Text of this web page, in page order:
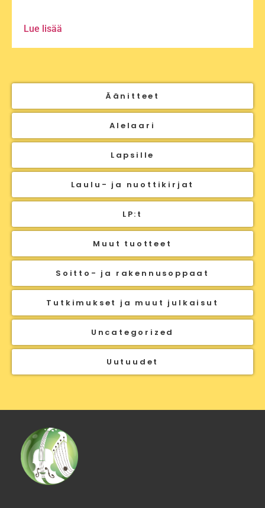
Lue lisää
Äänitteet
Alelaari
Lapsille
Laulu- ja nuottikirjat
LP:t
Muut tuotteet
Soitto- ja rakennusoppaat
Tutkimukset ja muut julkaisut
Uncategorized
Uutuudet